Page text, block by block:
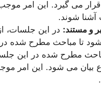
می گیرد. این امر
شوند.
و مستند: در این جلسات،
تا مباحث مطرح شده در
مطرح شده در این
بیان می شود. این امر